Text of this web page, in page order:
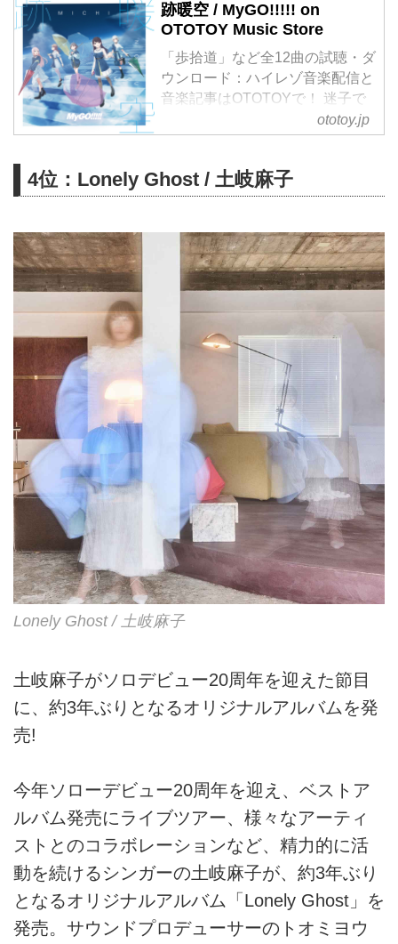
跡暖空 / MyGO!!!!! on
OTOTOY Music Store
「歩拾道」など全12曲の試聴・ダ
ウンロード：ハイレゾ音楽配信と
音楽記事はOTOTOYで！ 迷子で
もいい、前へ進め───。 バンド
リ！プロジェクトの新たなバンド
2nd Albumをリリース。
リードトラックである「歩拾道」
MyGO!!!!! 後編 : うたう、僕らにな
れるうた & FILM LIVE」のエンデ
ィングテーマであり、答えのない
少し先の彼女たちの姿も感じられ
るエモ...
ototoy.jp
4位：Lonely Ghost / 土岐麻子
Lonely Ghost / 土岐麻子
土岐麻子がソロデビュー20周年を迎えた節目
に、約3年ぶりとなるオリジナルアルバムを発
売!
今年ソローデビュー20周年を迎え、ベストア
ルバム発売にライブツアー、様々なアーティ
ストとのコラボレーションなど、精力的に活
動を続けるシンガーの土岐麻子が、約3年ぶり
となるオリジナルアルバム「Lonely Ghost」を
発売。サウンドプロデューサーのトオミヨウ